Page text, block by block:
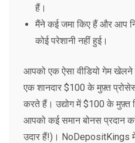
हैं।
मैंने कई जमा किए हैं और आप
कोई परेशानी नहीं हुई।
आपको एक ऐसा वीडियो गेम खेलने
एक शानदार $100 के मुफ़्त
करते हैं। उद्योग में $100 के मुफ़्त
आपको कई समान बोनस प्रदान
उदार हैं!)। NoDepositKings